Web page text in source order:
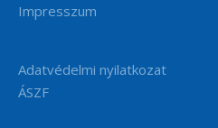
Impresszum
Adatvédelmi nyilatkozat
ÁSZF